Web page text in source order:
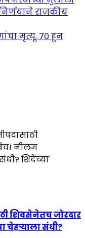
निर्णयाने राजकीय
मृत्यू, ७० हून
शिवसेनेतच जोरदार
चेहऱ्याला संधी?